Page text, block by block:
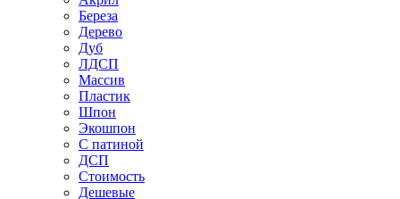
Береза
Дерево
Дуб
ЛДСП
Массив
Пластик
Шпон
Экошпон
С патиной
ДСП
Стоимость
Дешевые